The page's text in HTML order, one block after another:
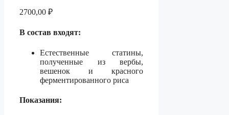
2700,00 ₽
В состав входят:
Естественные статины,
полученные из вербы,
вешенок и красного
ферментированного риса
Показания: